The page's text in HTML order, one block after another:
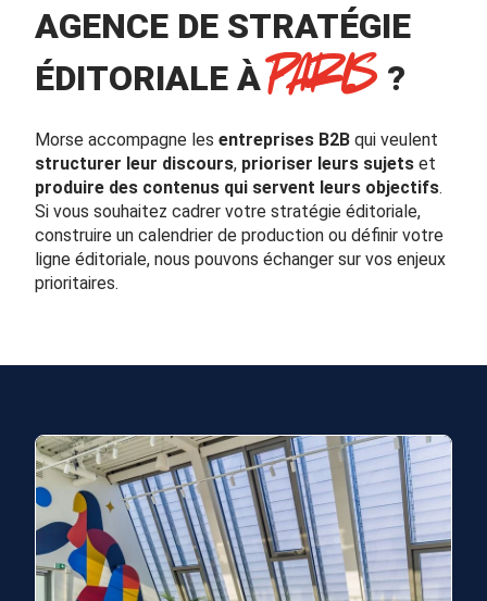
AGENCE DE STRATÉGIE
ÉDITORIALE ÀPARIS ?
Morse accompagne les entreprises B2B qui veulent
structurer leur discours, prioriser leurs sujets et
produire des contenus qui servent leurs objectifs.
Si vous souhaitez cadrer votre stratégie éditoriale,
construire un calendrier de production ou définir votre
ligne éditoriale, nous pouvons échanger sur vos enjeux
prioritaires.